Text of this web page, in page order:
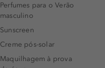
Perfumes para o Verão
masculino
Sunscreen
Creme pós-solar
Maquilhagem à prova